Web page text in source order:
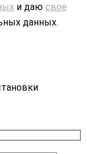
и даю свое
данных.